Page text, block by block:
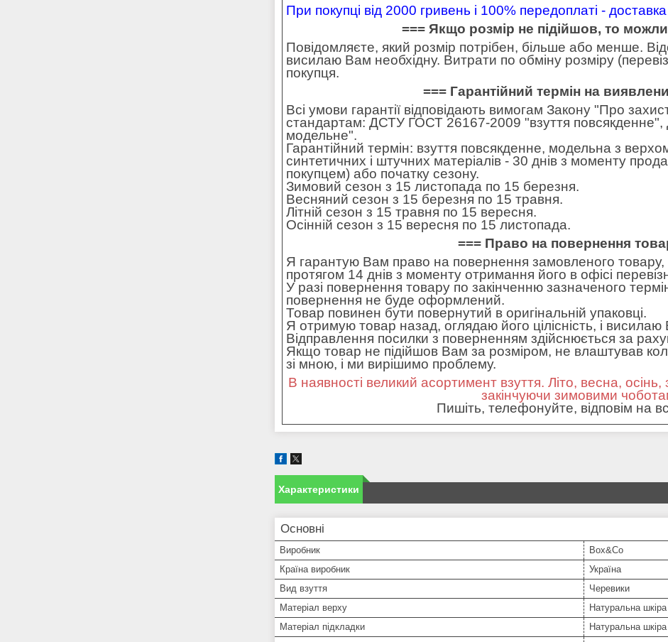
При покупці від 2000 гривень і 100% передоплаті -
=== Якщо розмір не підійшов, то
Повідомляєте, який розмір потрібен, більше або менше.
висилаю Вам необхідну. Витрати по обміну розміру
покупця.
=== Гарантійний термін на
Всі умови гарантії відповідають вимогам Закону "Про
стандартам: ДСТУ ГОСТ 26167-2009 "взуття
модельне".
Гарантійний термін: взуття повсякденне, модельна з
синтетичних і штучних матеріалів - 30 днів з моменту
покупцем) або початку сезону.
Зимовий сезон з 15 листопада по 15 березня.
Весняний сезон з 15 березня по 15 травня.
Літній сезон з 15 травня по 15 вересня.
Осінній сезон з 15 вересня по 15 листопада.
=== Право на повернення
Я гарантую Вам право на повернення замовленого товару,
протягом 14 днів з моменту отримання його в офісі
У разі повернення товару по закінченню зазначеного
повернення не буде оформлений.
Товар повинен бути повернутий в оригінальній упаковці.
Я отримую товар назад, оглядаю його цілісність, і висилаю
Відправлення посилки з поверненням здійснюється за
Якщо товар не підійшов Вам за розміром, не влаштував
зі мною, і ми вирішимо проблему.
В наявності великий асортимент взуття. Літо, весна,
закінчуючи зимовими
Пишіть, телефонуйте, відповім на
Характеристики
Основні
Виробник
Box&Co
Країна виробник
Україна
Вид взуття
Черевики
Матеріал верху
Натуральна шкіра
Матеріал підкладки
Натуральна шкіра